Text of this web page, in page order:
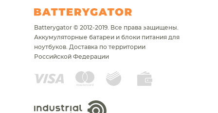
Batterygator © 2012-2019. Все права защищены.
Аккумуляторные батареи и блоки питания для
ноутбуков. Доставка по территории
Российской Федерации